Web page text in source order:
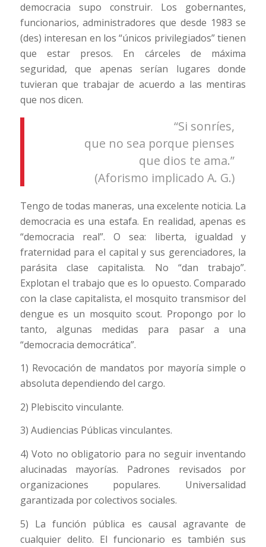
democracia supo construir. Los gobernantes,
funcionarios, administradores que desde 1983 se
(des) interesan en los “únicos privilegiados” tienen
que estar presos. En cárceles de máxima
seguridad, que apenas serían lugares donde
tuvieran que trabajar de acuerdo a las mentiras
que nos dicen.
“Si sonríes,
que no sea porque pienses
que dios te ama.”
(Aforismo implicado A. G.)
Tengo de todas maneras, una excelente noticia. La
democracia es una estafa. En realidad, apenas es
“democracia real”. O sea: liberta, igualdad y
fraternidad para el capital y sus gerenciadores, la
parásita clase capitalista. No “dan trabajo”.
Explotan el trabajo que es lo opuesto. Comparado
con la clase capitalista, el mosquito transmisor del
dengue es un mosquito scout. Propongo por lo
tanto, algunas medidas para pasar a una
“democracia democrática”.
1) Revocación de mandatos por mayoría simple o
absoluta dependiendo del cargo.
2) Plebiscito vinculante.
3) Audiencias Públicas vinculantes.
4) Voto no obligatorio para no seguir inventando
alucinadas mayorías. Padrones revisados por
organizaciones populares. Universalidad
garantizada por colectivos sociales.
5) La función pública es causal agravante de
cualquier delito. El funcionario es también sus